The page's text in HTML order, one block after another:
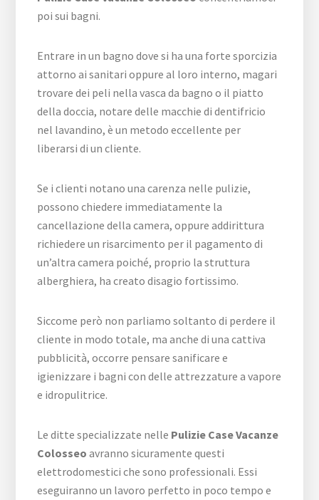
poi sui bagni.
Entrare in un bagno dove si ha una forte sporcizia
attorno ai sanitari oppure al loro interno, magari
trovare dei peli nella vasca da bagno o il piatto
della doccia, notare delle macchie di dentifricio
nel lavandino, è un metodo eccellente per
liberarsi di un cliente.
Se i clienti notano una carenza nelle pulizie,
possono chiedere immediatamente la
cancellazione della camera, oppure addirittura
richiedere un risarcimento per il pagamento di
un’altra camera poiché, proprio la struttura
alberghiera, ha creato disagio fortissimo.
Siccome però non parliamo soltanto di perdere il
cliente in modo totale, ma anche di una cattiva
pubblicità, occorre pensare sanificare e
igienizzare i bagni con delle attrezzature a vapore
e idropulitrice.
Le ditte specializzate nelle Pulizie Case Vacanze
Colosseo avranno sicuramente questi
elettrodomestici che sono professionali. Essi
eseguiranno un lavoro perfetto in poco tempo e